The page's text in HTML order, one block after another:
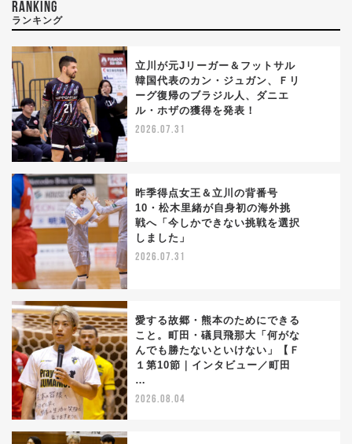
RANKING
ランキング
立川が元Jリーガー＆フットサル
韓国代表のカン・ジュガン、Ｆリ
ーグ復帰のブラジル人、ダニエ
ル・ホザの獲得を発表！
2026.07.31
昨季得点女王＆立川の背番号
10・松木里緒が自身初の海外挑
戦へ「今しかできない挑戦を選択
しました」
2026.07.31
愛する故郷・熊本のためにできる
こと。町田・礒貝飛那大「何がな
んでも勝たないといけない」【Ｆ
１第10節｜インタビュー／町田
…
2026.08.04